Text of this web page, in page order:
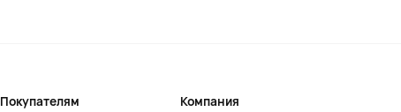
Покупателям Компания